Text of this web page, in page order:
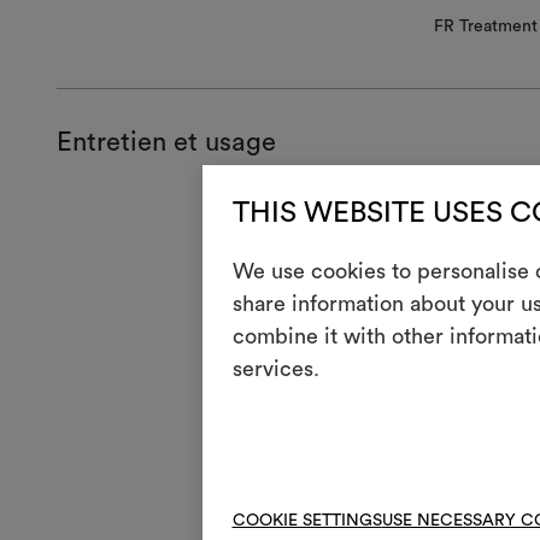
THIS WEBSITE USES
We use cookies to
share information about your
combine it with other
services.
COOKIE SETTINGSUSE NECESSARY
FR
Entretien et usage
H
3